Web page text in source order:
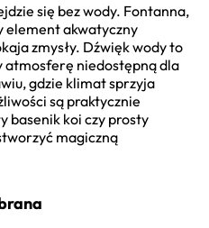
się bez wody. Fontanna,
element akwatyczny
zmysły. Dźwięk wody to
atmosferę niedostępną dla
gdzie klimat sprzyja
są praktycznie
basenik koi czy prosty
magiczną